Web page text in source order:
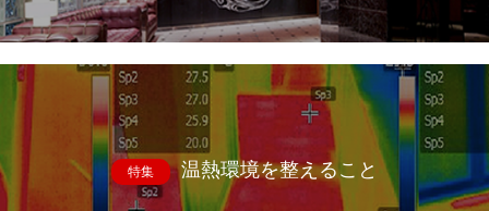
特集 温熱環境を整えること